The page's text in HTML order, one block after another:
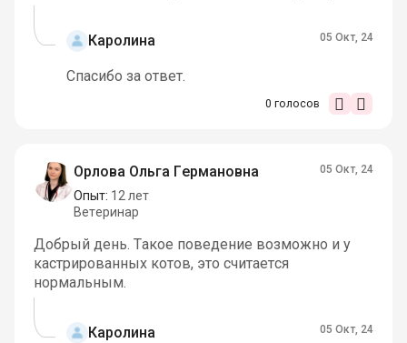
Каролина 05 Окт, 24
Спасибо за ответ.
0 голосов
Орлова Ольга Германовна
Опыт: 12 лет
Ветеринар
05 Окт, 24
Добрый день. Такое поведение возможно и у
кастрированных котов, это считается
нормальным.
Каролина 05 Окт, 24